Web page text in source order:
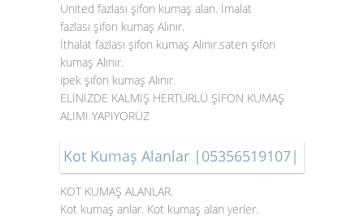
United fazlası şifon kumaş alan. İmalat
fazlası şifon kumaş Alınır.
İthalat fazlası şifon kumaş Alınır.saten şifon
kumaş Alınır.
ipek şifon kumaş Alınır.
ELİNİZDE KALMIŞ HERTÜRLÜ ŞİFON KUMAŞ
ALIMI YAPIYORÜZ
Kot Kumaş Alanlar |05356519107|
KOT KUMAŞ ALANLAR.
Kot kumaş anlar. Kot kumaş alan yerler.